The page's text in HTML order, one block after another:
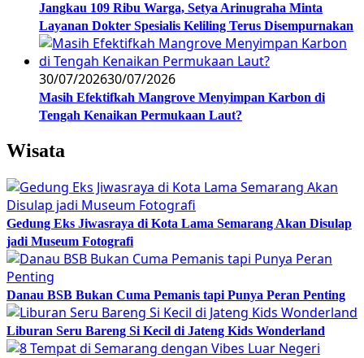
Jangkau 109 Ribu Warga, Setya Arinugraha Minta
Layanan Dokter Spesialis Keliling Terus Disempurnakan
30/07/202630/07/2026
Masih Efektifkah Mangrove Menyimpan Karbon di
Tengah Kenaikan Permukaan Laut?
Wisata
Gedung Eks Jiwasraya di Kota Lama Semarang Akan Disulap
jadi Museum Fotografi
Danau BSB Bukan Cuma Pemanis tapi Punya Peran Penting
Liburan Seru Bareng Si Kecil di Jateng Kids Wonderland